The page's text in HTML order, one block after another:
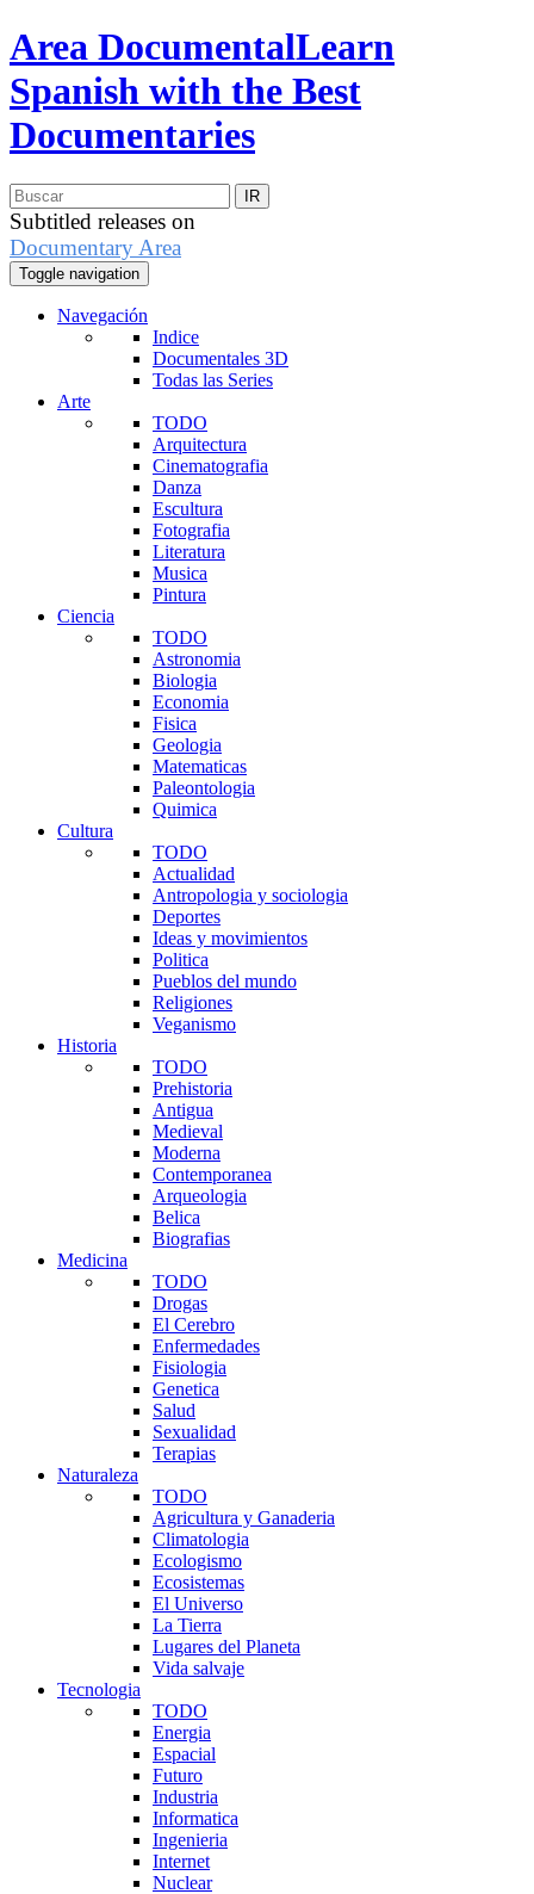
Area DocumentalLearn
Spanish with the Best
Documentaries
Subtitled releases on
Documentary Area
Toggle navigation
Navegación
Indice
Documentales 3D
Todas las Series
Arte
TODO
Arquitectura
Cinematografia
Danza
Escultura
Fotografia
Literatura
Musica
Pintura
Ciencia
TODO
Astronomia
Biologia
Economia
Fisica
Geologia
Matematicas
Paleontologia
Quimica
Cultura
TODO
Actualidad
Antropologia y sociologia
Deportes
Ideas y movimientos
Politica
Pueblos del mundo
Religiones
Veganismo
Historia
TODO
Prehistoria
Antigua
Medieval
Moderna
Contemporanea
Arqueologia
Belica
Biografias
Medicina
TODO
Drogas
El Cerebro
Enfermedades
Fisiologia
Genetica
Salud
Sexualidad
Terapias
Naturaleza
TODO
Agricultura y Ganaderia
Climatologia
Ecologismo
Ecosistemas
El Universo
La Tierra
Lugares del Planeta
Vida salvaje
Tecnologia
TODO
Energia
Espacial
Futuro
Industria
Informatica
Ingenieria
Internet
Nuclear